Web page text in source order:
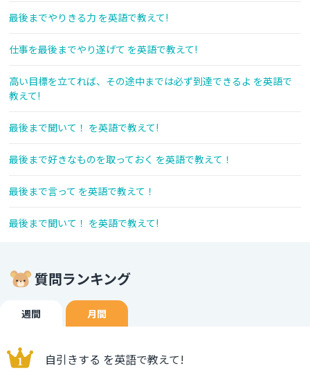
最後までやりきる力 を英語で教えて!
仕事を最後までやり遂げて を英語で教えて!
高い目標を立てれば、その途中までは必ず到達できるよ を英語で
教えて!
最後まで聞いて！ を英語で教えて!
最後まで好きなものを取っておく を英語で教えて！
最後まで言って を英語で教えて！
最後まで聞いて！ を英語で教えて!
質問ランキング
週間 月間
自引きする を英語で教えて!